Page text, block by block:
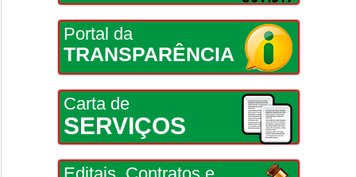
Portal da
TRANSPARÊNCIA
Carta de
SERVIÇOS